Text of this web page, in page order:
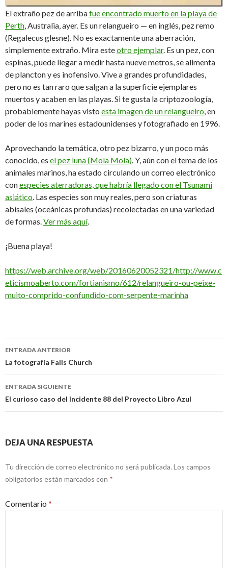
El extraño pez de arribafue encontrado muerto en la playa de
Perth, Australia, ayer. Es un relangueiro — en inglés, pez remo
(Regalecus glesne). No es exactamente una aberración,
simplemente extraño. Mira esteotro ejemplar. Es un pez, con
espinas, puede llegar a medir hasta nueve metros, se alimenta
de plancton y es inofensivo. Vive a grandes profundidades,
pero no es tan raro que salgan a la superficie ejemplares
muertos y acaben en las playas. Si te gusta la criptozoología,
probablemente hayas visto esta imagen de un relangueiro, en
poder de los marines estadounidenses y fotografiado en 1996.
Aprovechando la temática, otro pez bizarro, y un poco más
conocido, es el pez luna (Mola Mola). Y, aún con el tema de los
animales marinos, ha estado circulando un correo electrónico
conespecies aterradoras, que habría llegado con el Tsunami
asiático. Las especies son muy reales, pero son criaturas
abisales (oceánicas profundas) recolectadas en una variedad
de formas.Ver más aquí.
¡Buena playa!
https://web.archive.org/web/20160620052321/http://www.c
eticismoaberto.com/fortianismo/612/relangueiro-ou-peixe-
muito-comprido-confundido-com-serpente-marinha
Navegación
de
entradas
ENTRADA ANTERIOR
La fotografía Falls Church
ENTRADA SIGUIENTE
El curioso caso del Incidente 88 del Proyecto Libro Azul
DEJA UNA RESPUESTA
Tu dirección de correo electrónico no será publicada. Los campos
obligatorios están marcados con *
Comentario *